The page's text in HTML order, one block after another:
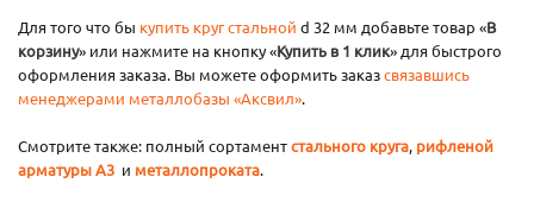
Для того что бы купить круг стальной d 32 мм добавьте товар «В
корзину» или нажмите на кнопку «Купить в 1 клик» для быстрого
оформления заказа. Вы можете оформить заказсвязавшись
менеджерами металлобазы «Аксвил».
Смотрите также: полный сортаментстального круга, рифленой
арматуры А3 и металлопроката.